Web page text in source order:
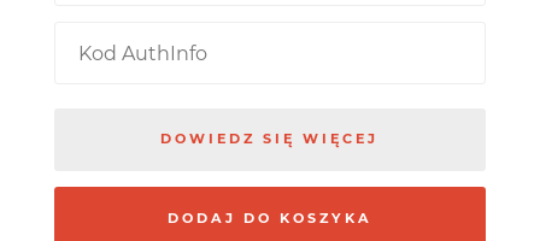
DOWIEDZ SIĘ WIĘCEJ
DODAJ DO KOSZYKA